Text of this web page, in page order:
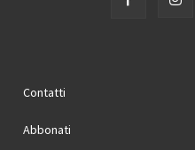
Contatti
Abbonati